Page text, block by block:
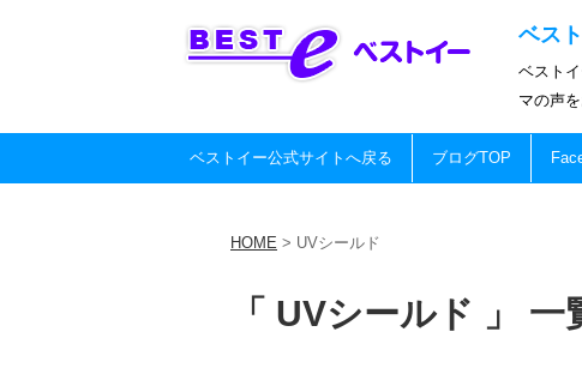
ベス
ベスト
マの声
ベストイー公式サイトへ戻る ブログTOP
HOME > UVシールド
「 UVシールド 」 一